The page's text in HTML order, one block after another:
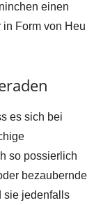
einen
in Form von Heu
es sich bei
so possierlich
bezaubernde
sie jedenfalls